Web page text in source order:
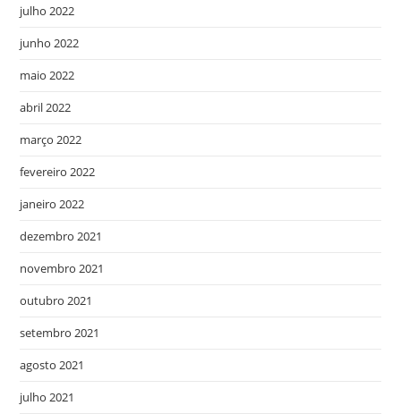
julho 2022
junho 2022
maio 2022
abril 2022
março 2022
fevereiro 2022
janeiro 2022
dezembro 2021
novembro 2021
outubro 2021
setembro 2021
agosto 2021
julho 2021